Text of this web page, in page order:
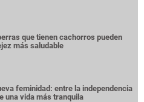
que tienen cachorros pueden
más saludable
feminidad: entre la independencia
una vida más tranquila